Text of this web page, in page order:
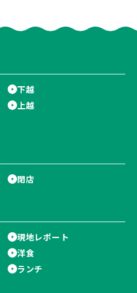
下越
上越
閉店
現地レポート
洋食
ランチ